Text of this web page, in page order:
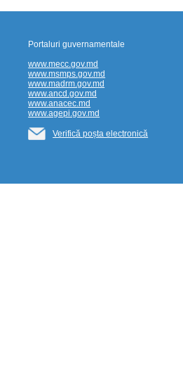
Portaluri guvernamentale
www.mecc.gov.md
www.msmps.gov.md
www.madrm.gov.md
www.ancd.gov.md
www.anacec.md
www.agepi.gov.md
Verifică poșta electronică